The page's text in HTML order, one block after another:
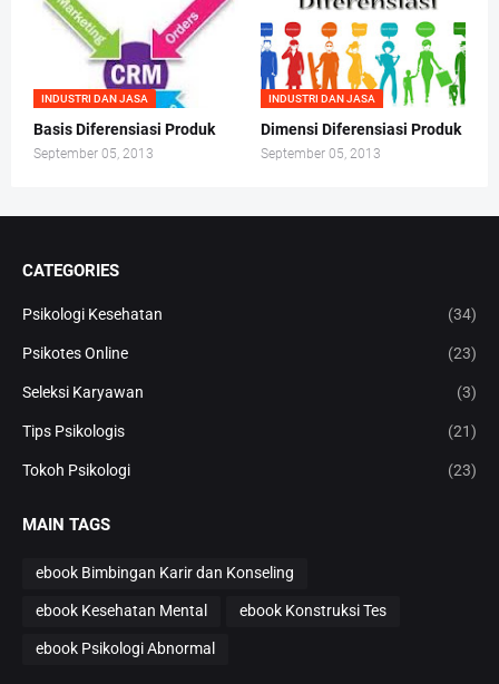
INDUSTRI DAN JASA
Basis Diferensiasi Produk
September 05, 2013
INDUSTRI DAN JASA
Dimensi Diferensiasi Produk
September 05, 2013
CATEGORIES
Psikologi Kesehatan (34)
Psikotes Online (23)
Seleksi Karyawan (3)
Tips Psikologis (21)
Tokoh Psikologi (23)
MAIN TAGS
ebook Bimbingan Karir dan Konseling
ebook Kesehatan Mental ebook Konstruksi Tes
ebook Psikologi Abnormal